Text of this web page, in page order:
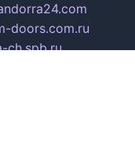
doors.com.ru
ch.spb.ru